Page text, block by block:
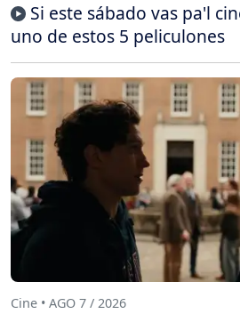
Si este sábado vas pa'l
uno de estos 5 peliculones
Cine • AGO 7 / 2026